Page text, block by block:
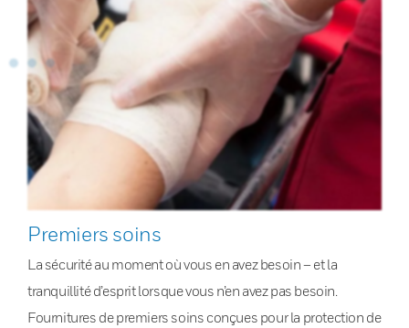
Premiers soins
La sécurité au moment où vous en avez besoin – et la
tranquillité d’esprit lorsque vous n’en avez pas besoin.
Fournitures de premiers soins conçues pour la protection de